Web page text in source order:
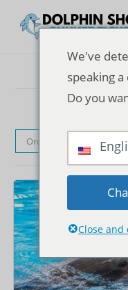
Ordenação padrão
We've
speaking
Do you
Close